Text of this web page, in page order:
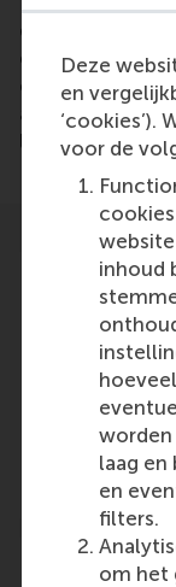
Deze
en
‘cookies’).
voor de
inhoud
worden
laag en
en
filters.
om het
decisive
confusion when
authentic in
less effective
Participants
Jasmien
Role: